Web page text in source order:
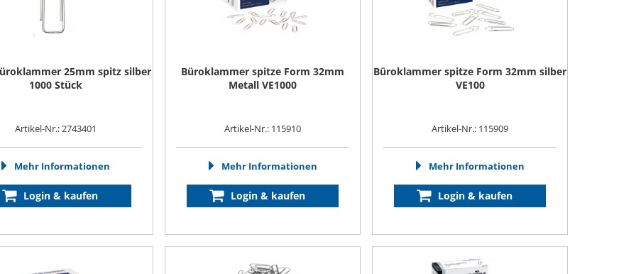
25mm spitz silber
1000 Stück
Artikel-Nr.: 2743401
Mehr Informationen
Login & kaufen
Büroklammer spitze Form 32mm
Metall VE1000
Artikel-Nr.: 115910
Mehr Informationen
Login & kaufen
Büroklammer spitze Form 32mm silber
VE100
Artikel-Nr.: 115909
Mehr Informationen
Login & kaufen